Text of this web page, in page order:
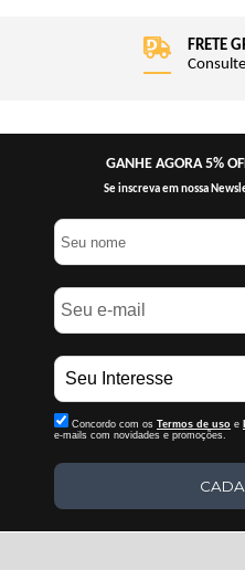
FRETE
GANHE AGORA 5%
Se inscreva em nossa
Concordo com os Termos de uso e
e-mails com novidades e promoções.